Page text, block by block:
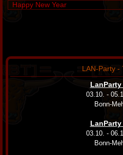
Happy New Year
LAN-Party -
LanParty
03.10. -
Bonn-
LanParty
03.10. -
Bonn-